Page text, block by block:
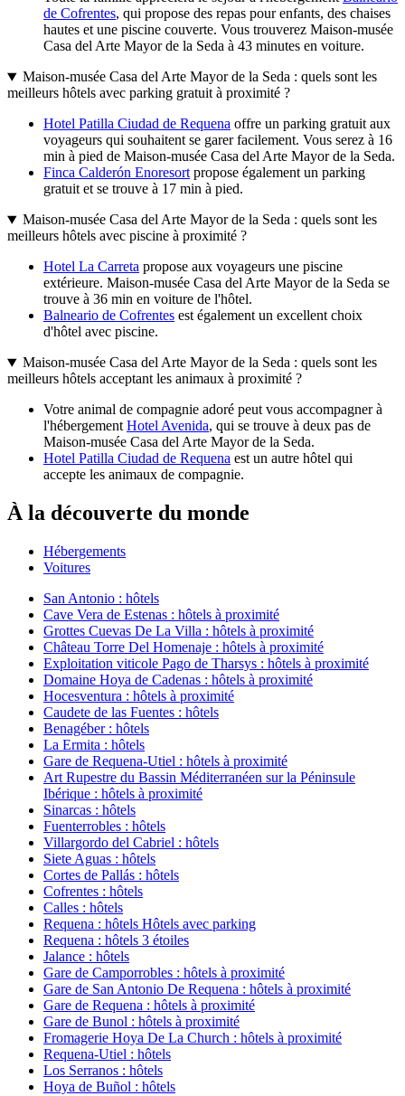
de Cofrentes, qui propose des repas pour enfants, des chaises
hautes et une piscine couverte. Vous trouverez Maison-musée
Casa del Arte Mayor de la Seda à 43 minutes en voiture.
Maison-musée Casa del Arte Mayor de la Seda : quels sont les
meilleurs hôtels avec parking gratuit à proximité ?
Hotel Patilla Ciudad de Requena offre un parking gratuit aux
voyageurs qui souhaitent se garer facilement. Vous serez à 16
min à pied de Maison-musée Casa del Arte Mayor de la Seda.
Finca Calderón Enoresortpropose également un parking
gratuit et se trouve à 17 min à pied.
Maison-musée Casa del Arte Mayor de la Seda : quels sont les
meilleurs hôtels avec piscine à proximité ?
Hotel La Carreta propose aux voyageurs une piscine
extérieure. Maison-musée Casa del Arte Mayor de la Seda se
trouve à 36 min en voiture de l'hôtel.
Balneario de Cofrentes est également un excellent choix
d'hôtel avec piscine.
Maison-musée Casa del Arte Mayor de la Seda : quels sont les
meilleurs hôtels acceptant les animaux à proximité ?
Votre animal de compagnie adoré peut vous accompagner à
l'hébergementHotel Avenida, qui se trouve à deux pas de
Maison-musée Casa del Arte Mayor de la Seda.
Hotel Patilla Ciudad de Requena est un autre hôtel qui
accepte les animaux de compagnie.
À la découverte du monde
Hébergements
Voitures
San Antonio : hôtels
Cave Vera de Estenas : hôtels à proximité
Grottes Cuevas De La Villa : hôtels à proximité
Château Torre Del Homenaje : hôtels à proximité
Exploitation viticole Pago de Tharsys : hôtels à proximité
Domaine Hoya de Cadenas : hôtels à proximité
Hocesventura : hôtels à proximité
Caudete de las Fuentes : hôtels
Benagéber : hôtels
La Ermita : hôtels
Gare de Requena-Utiel : hôtels à proximité
Art Rupestre du Bassin Méditerranéen sur la Péninsule
Ibérique : hôtels à proximité
Sinarcas : hôtels
Fuenterrobles : hôtels
Villargordo del Cabriel : hôtels
Siete Aguas : hôtels
Cortes de Pallás : hôtels
Cofrentes : hôtels
Calles : hôtels
Requena : hôtels Hôtels avec parking
Requena : hôtels 3 étoiles
Jalance : hôtels
Gare de Camporrobles : hôtels à proximité
Gare de San Antonio De Requena : hôtels à proximité
Gare de Requena : hôtels à proximité
Gare de Bunol : hôtels à proximité
Fromagerie Hoya De La Church : hôtels à proximité
Requena-Utiel : hôtels
Los Serranos : hôtels
Hoya de Buñol : hôtels